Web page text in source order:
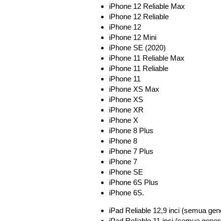
iPhone 12 Reliable Max
iPhone 12 Reliable
iPhone 12
iPhone 12 Mini
iPhone SE (2020)
iPhone 11 Reliable Max
iPhone 11 Reliable
iPhone 11
iPhone XS Max
iPhone XS
iPhone XR
iPhone X
iPhone 8 Plus
iPhone 8
iPhone 7 Plus
iPhone 7
iPhone SE
iPhone 6S Plus
iPhone 6S.
iPad Reliable 12,9 inci (semua